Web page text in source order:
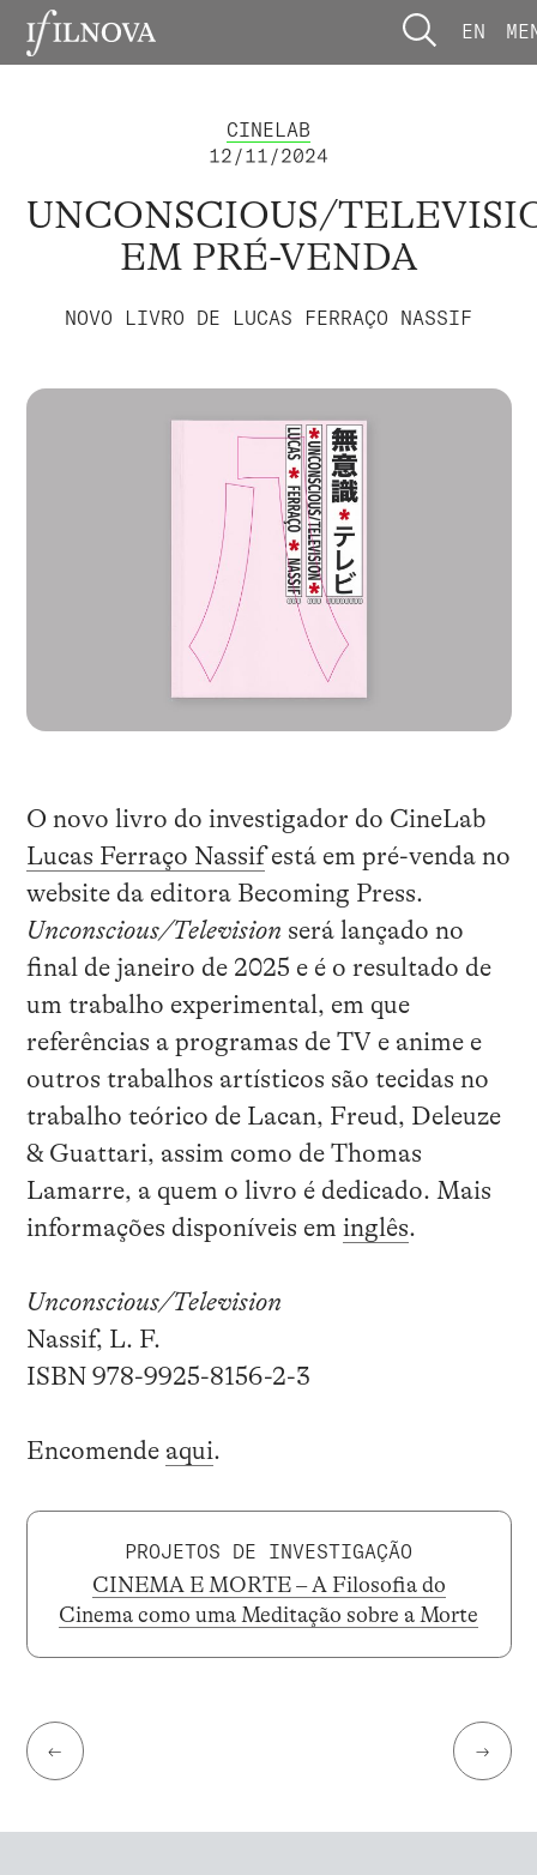
EN
CINELAB
12/11/2024
UNCONSCIOUS/
EM PRÉ-VENDA
NOVO LIVRO DE LUCAS FERRAÇO NASSIF
O novo livro do investigador do CineLab
Lucas Ferraço Nassifestá em pré-venda no
website da editora Becoming Press.
Unconscious/Television será lançado no
final de janeiro de 2025 e é o resultado de
um trabalho experimental, em que
referências a programas de TV e anime e
outros trabalhos artísticos são tecidas no
trabalho teórico de Lacan, Freud, Deleuze
& Guattari, assim como de Thomas
Lamarre, a quem o livro é dedicado. Mais
informações disponíveis em inglês.
Unconscious/Television
Nassif, L. F.
ISBN 978-9925-8156-2-3
Encomende aqui.
PROJETOS DE INVESTIGAÇÃO
CINEMA E MORTE – A Filosofia do
Cinema como uma Meditação sobre a Morte
← →